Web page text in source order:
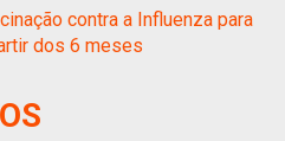
contra a Influenza para
dos 6 meses